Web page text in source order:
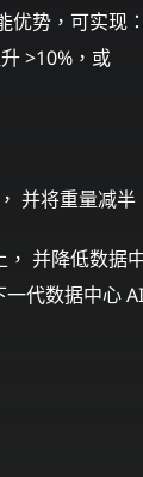
势，可实现：
>10%，或
并将重量减
并降低数据
代数据中心